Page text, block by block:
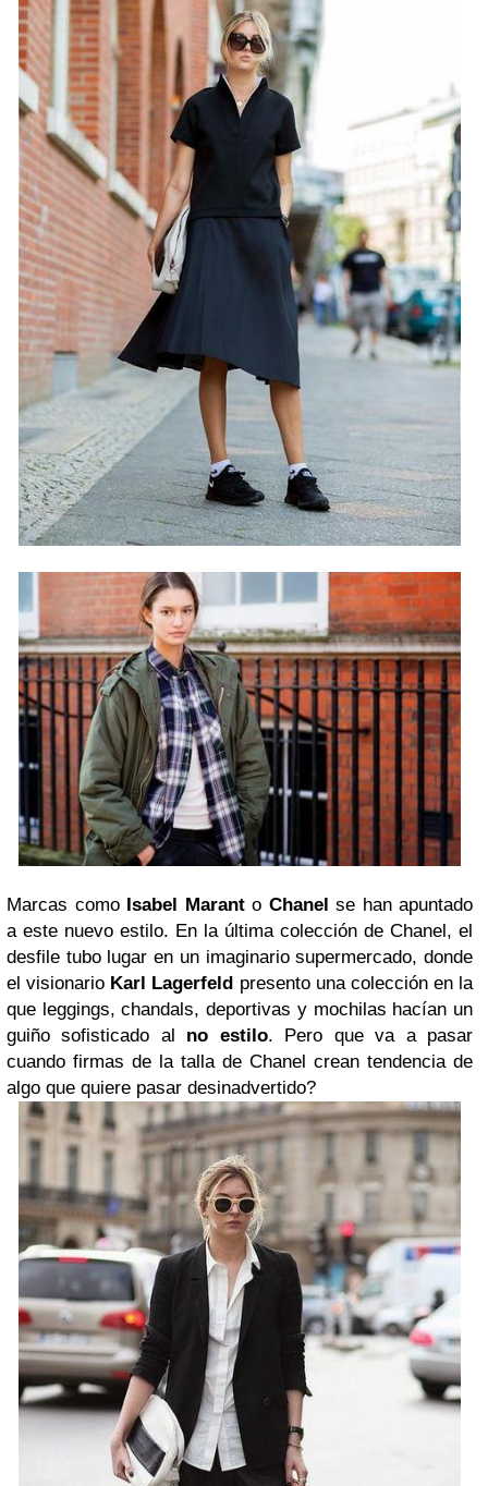
Marcas como Isabel Maranto Chanel se han apuntado
a este nuevo estilo. En la última colección de Chanel, el
desfile tubo lugar en un imaginario supermercado, donde
el visionario Karl Lagerfeld presento una colección en la
que leggings, chandals, deportivas y mochilas hacían un
guiño sofisticado al no estilo. Pero que va a pasar
cuando firmas de la talla de Chanel crean tendencia de
algo que quiere pasar desinadvertido?